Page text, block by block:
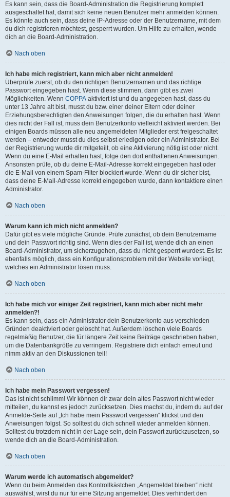
Es kann sein, dass die Board-Administration die Registrierung komplett
ausgeschaltet hat, damit sich keine neuen Benutzer mehr anmelden können.
Es könnte auch sein, dass deine IP-Adresse oder der Benutzername, mit dem
du dich registrieren möchtest, gesperrt wurden. Um Hilfe zu erhalten, wende
dich an die Board-Administration.
Nach oben
Ich habe mich registriert, kann mich aber nicht anmelden!
Überprüfe zuerst, ob du den richtigen Benutzernamen und das richtige
Passwort eingegeben hast. Wenn diese stimmen, dann gibt es zwei
Möglichkeiten. Wenn COPPA aktiviert ist und du angegeben hast, dass du
unter 13 Jahre alt bist, musst du bzw. einer deiner Eltern oder deiner
Erziehungsberechtigten den Anweisungen folgen, die du erhalten hast. Wenn
dies nicht der Fall ist, muss dein Benutzerkonto vielleicht aktiviert werden. Bei
einigen Boards müssen alle neu angemeldeten Mitglieder erst freigeschaltet
werden – entweder musst du dies selbst erledigen oder ein Administrator. Bei
der Registrierung wurde dir mitgeteilt, ob eine Aktivierung nötig ist oder nicht.
Wenn du eine E-Mail erhalten hast, folge den dort enthaltenen Anweisungen.
Ansonsten prüfe, ob du deine E-Mail-Adresse korrekt eingegeben hast oder
die E-Mail von einem Spam-Filter blockiert wurde. Wenn du dir sicher bist,
dass deine E-Mail-Adresse korrekt eingegeben wurde, dann kontaktiere einen
Administrator.
Nach oben
Warum kann ich mich nicht anmelden?
Dafür gibt es viele mögliche Gründe. Prüfe zunächst, ob dein Benutzername
und dein Passwort richtig sind. Wenn dies der Fall ist, wende dich an einen
Board-Administrator, um sicherzugehen, dass du nicht gesperrt wurdest. Es ist
ebenfalls möglich, dass ein Konfigurationsproblem mit der Website vorliegt,
welches ein Administrator lösen muss.
Nach oben
Ich habe mich vor einiger Zeit registriert, kann mich aber nicht mehr
anmelden?!
Es kann sein, dass ein Administrator dein Benutzerkonto aus verschieden
Gründen deaktiviert oder gelöscht hat. Außerdem löschen viele Boards
regelmäßig Benutzer, die für längere Zeit keine Beiträge geschrieben haben,
um die Datenbankgröße zu verringern. Registriere dich einfach erneut und
nimm aktiv an den Diskussionen teil!
Nach oben
Ich habe mein Passwort vergessen!
Das ist nicht schlimm! Wir können dir zwar dein altes Passwort nicht wieder
mitteilen, du kannst es jedoch zurücksetzen. Dies machst du, indem du auf der
Anmelde-Seite auf „Ich habe mein Passwort vergessen“ klickst und den
Anweisungen folgst. So solltest du dich schnell wieder anmelden können.
Solltest du trotzdem nicht in der Lage sein, dein Passwort zurückzusetzen, so
wende dich an die Board-Administration.
Nach oben
Warum werde ich automatisch abgemeldet?
Wenn du beim Anmelden das Kontrollkästchen „Angemeldet bleiben“ nicht
auswählst, wirst du nur für eine Sitzung angemeldet. Dies verhindert den